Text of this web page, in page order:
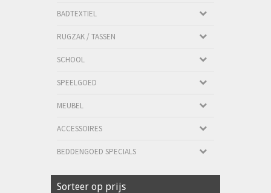
BADTEXTIEL
RUGZAK / TASSEN
SCHOOL
SPEELGOED
MEUBEL
ACCESSOIRES
BEDDENGOED SPECIALS
Sorteer op prijs